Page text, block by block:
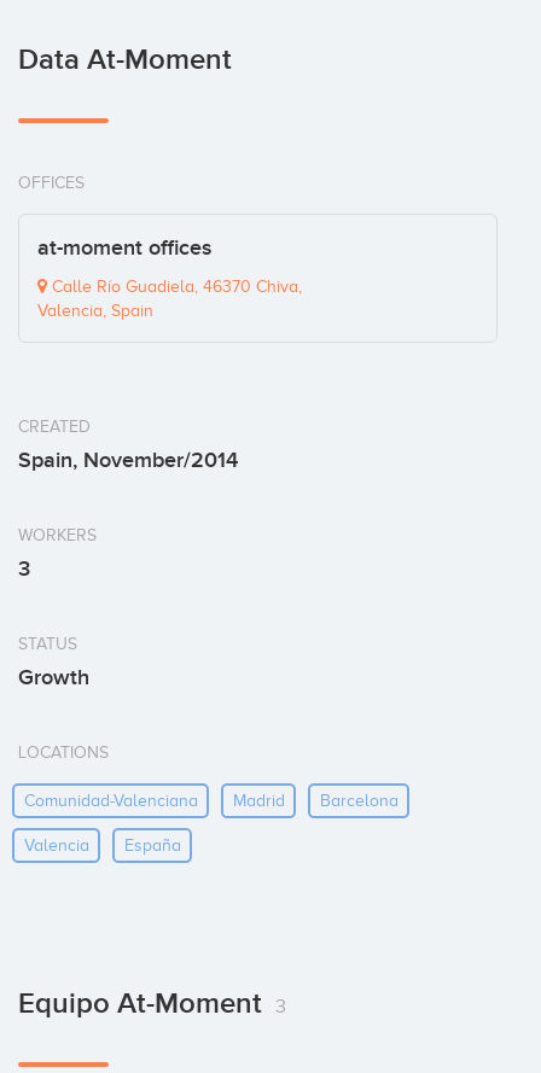
Data At-Moment
OFFICES
at-moment offices
Calle Río Guadiela, 46370 Chiva,
Valencia, Spain
CREATED
Spain, November/2014
WORKERS
3
STATUS
Growth
LOCATIONS
Comunidad-Valenciana Madrid Barcelona
Valencia España
Equipo At-Moment 3